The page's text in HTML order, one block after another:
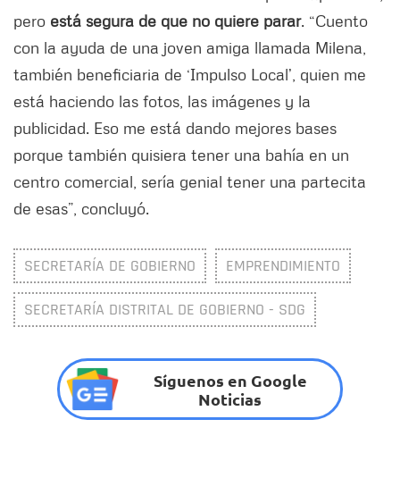
pero está segura de que no quiere parar. “Cuento
con la ayuda de una joven amiga llamada Milena,
también beneficiaria de ‘Impulso Local’, quien me
está haciendo las fotos, las imágenes y la
publicidad. Eso me está dando mejores bases
porque también quisiera tener una bahía en un
centro comercial, sería genial tener una partecita
de esas”, concluyó.
SECRETARÍA DE GOBIERNO EMPRENDIMIENTO
SECRETARÍA DISTRITAL DE GOBIERNO - SDG
Síguenos en Google
Noticias